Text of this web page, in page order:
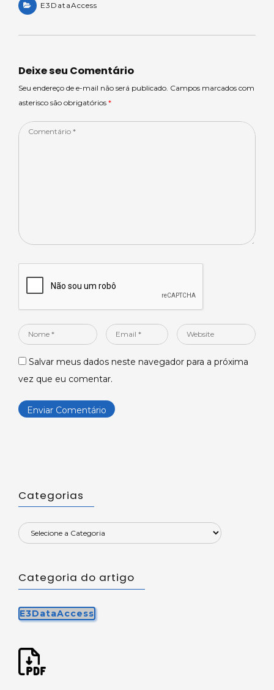
a
ts
p
p
a
m
c
e
o
o
k
e
n
e
E3DataAccess
Deixe seu Comentário
Seu endereço de e-mail não será publicado. Campos marcados com
asterisco são obrigatórios *
Comentário
Nome
Email
Website
Salvar meus dados neste navegador para a próxima
vez que eu comentar.
Categorias
Categoria do artigo
E3DataAccess